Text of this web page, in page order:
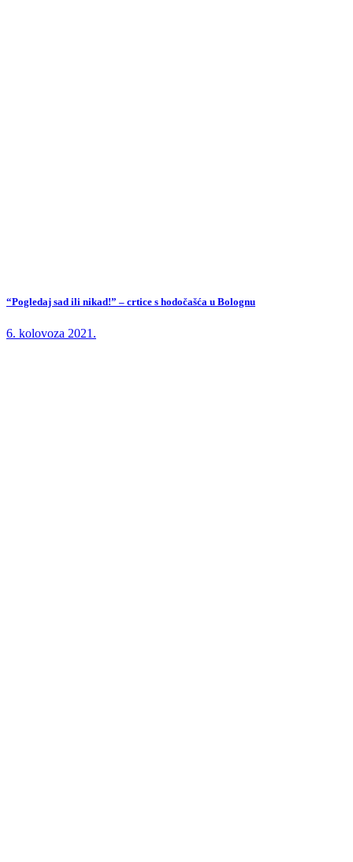
“Pogledaj sad ili nikad!” – crtice s hodočašća u Bolognu
6. kolovoza 2021.